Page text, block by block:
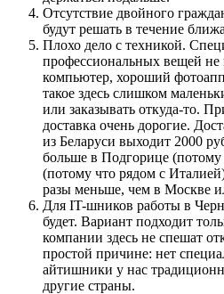
Отсутствие двойного
будут решать в течение
Плохо дело с техникой.
профессиональных вещей
компьютер, хороший
такое здесь слишком
или заказывать откуда-то.
доставка очень дорогие.
из Беларуси выходит 2000
больше в Подгорице (потому
(потому что рядом с
разы меньше, чем в Москве
Для IT-шников работы в
будет. Вариант подходит
компании здесь не спешат
простой причине: нет
айтишники у нас
другие страны.